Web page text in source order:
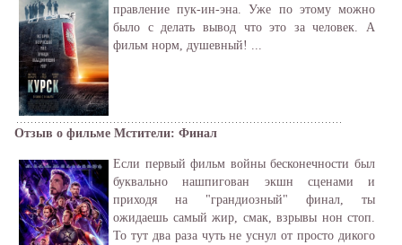
правление пук-ин-эна. Уже по этому можно
было с делать вывод что это за человек. А
фильм норм, душевный! ...
Отзыв о фильме Мстители: Финал
Если первый фильм войны бесконечности был
буквально нашпигован экшн сценами и
приходя на "грандиозный" финал, ты
ожидаешь самый жир, смак, взрывы нон стоп.
То тут два раза чуть не уснул от просто дикого